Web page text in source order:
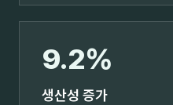
9.2%
생산성 증가